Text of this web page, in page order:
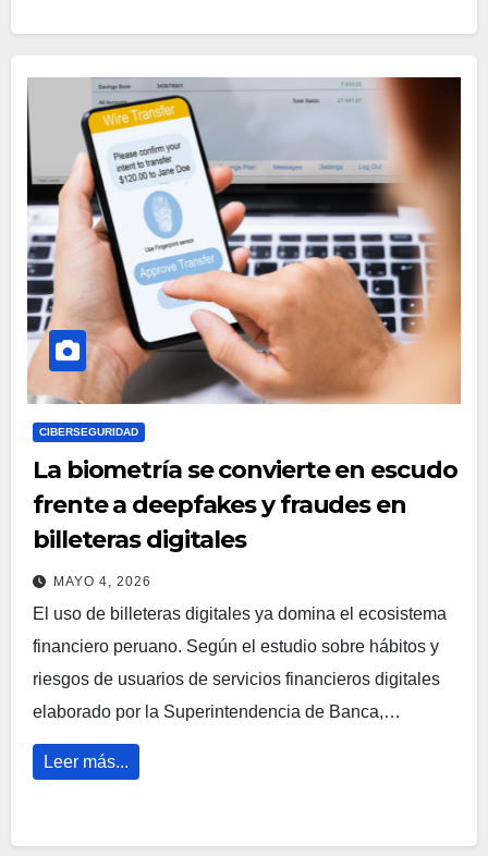
CIBERSEGURIDAD
La biometría se convierte en escudo
frente a deepfakes y fraudes en
billeteras digitales
MAYO 4, 2026
El uso de billeteras digitales ya domina el ecosistema
financiero peruano. Según el estudio sobre hábitos y
riesgos de usuarios de servicios financieros digitales
elaborado por la Superintendencia de Banca,…
Leer más...